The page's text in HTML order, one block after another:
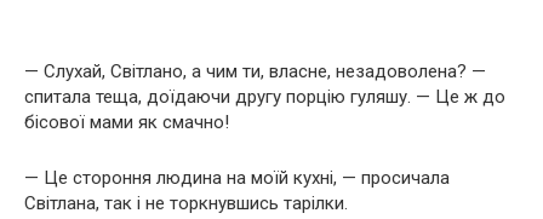
— Слухай, Світлано, а чим ти, власне, незадоволена? —
спитала теща, доїдаючи другу порцію гуляшу. — Це ж до
бісової мами як смачно!
— Це стороння людина на моїй кухні, — просичала
Світлана, так і не торкнувшись тарілки.